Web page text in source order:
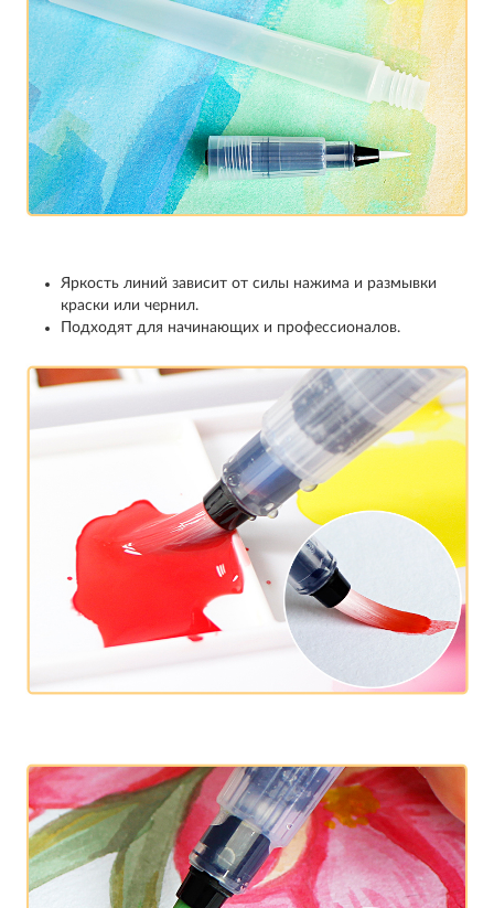
Яркость линий зависит от силы нажима и размывки
краски или чернил.
Подходят для начинающих и профессионалов.